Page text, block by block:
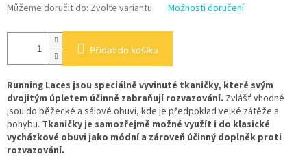
Můžeme doručit do: Zvolte variantu Možnosti doručení
Přidat do košíku
Running Laces jsou speciálně vyvinuté tkaničky, které svým
dvojitým úpletem účinně zabraňují rozvazování. Zvlášť vhodné
jsou do běžecké a sálové obuvi, kde je předpoklad velké zátěže a
pohybu. Tkaničky je samozřejmě možné využít i do klasické
vycházkové obuvi jako módní a zároveň účinný doplněk proti
rozvazování.